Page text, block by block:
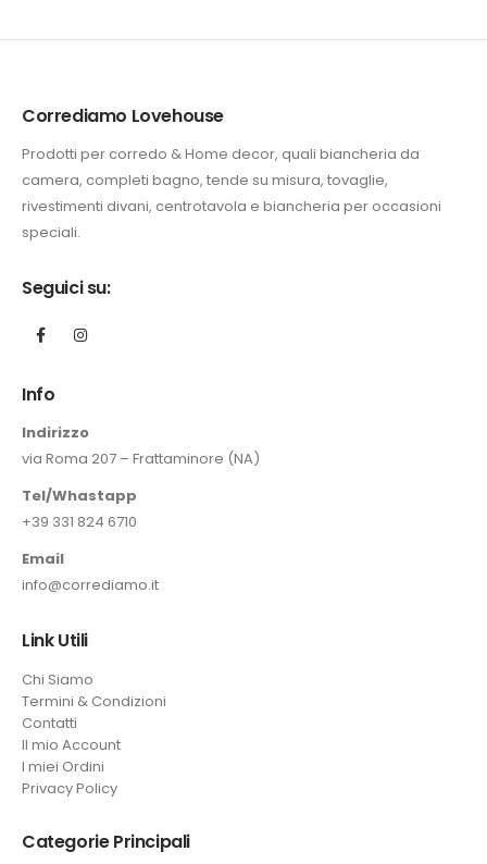
Corrediamo Lovehouse
Prodotti per corredo & Home decor, quali biancheria da
camera, completi bagno, tende su misura, tovaglie,
rivestimenti divani, centrotavola e biancheria per occasioni
speciali.
Seguici su:
Info
Indirizzo
via Roma 207 – Frattaminore (NA)
Tel/Whastapp
+39 331 824 6710
Email
info@corrediamo.it
Link Utili
Chi Siamo
Termini & Condizioni
Contatti
Il mio Account
I miei Ordini
Privacy Policy
Categorie Principali